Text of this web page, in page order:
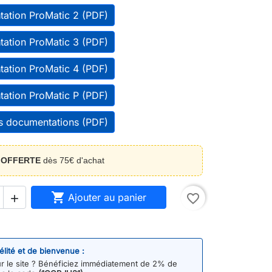
ProMatic 2 (PDF)
ProMatic 3 (PDF)
ProMatic 4 (PDF)
ProMatic P (PDF)
documentations (PDF)
OFFERTE dès 75€ d'achat
  Ajouter au panier favorite_border
et de bienvenue :
le site ? Bénéficiez immédiatement de 2% de